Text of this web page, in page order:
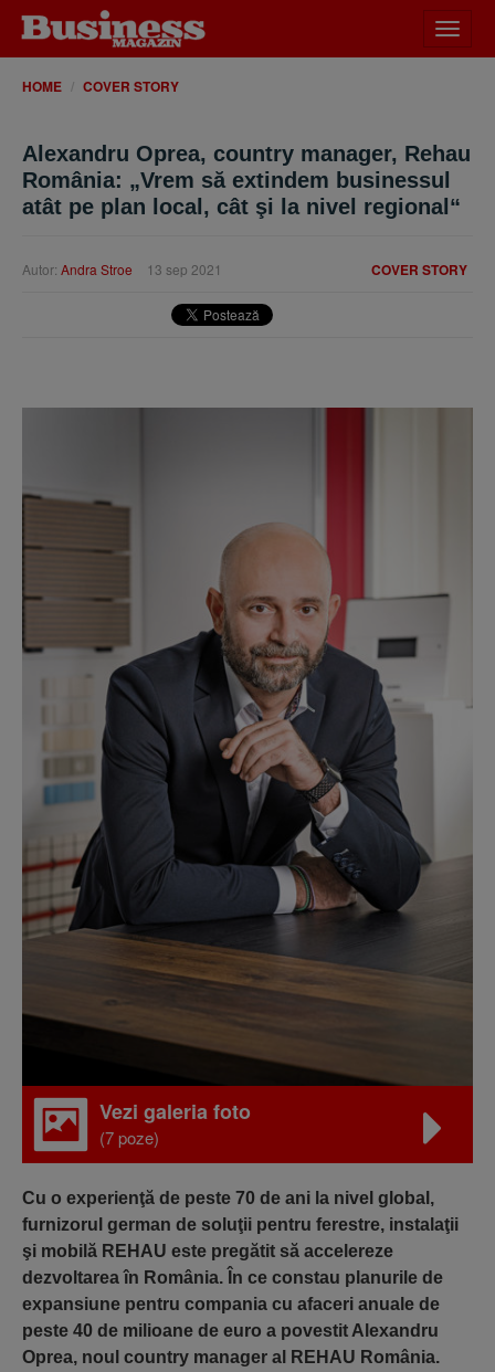
meniu
HOME COVER STORY
Alexandru Oprea, country manager, Rehau
România: „Vrem să extindem businessul
atât pe plan local, cât şi la nivel regional“
COVER STORY
Autor: Andra Stroe 13 sep 2021
Vezi galeria foto
(7 poze)
Cu o experienţă de peste 70 de ani la nivel global,
furnizorul german de soluţii pentru ferestre, instalaţii
şi mobilă REHAU este pregătit să accelereze
dezvoltarea în România. În ce constau planurile de
expansiune pentru compania cu afaceri anuale de
peste 40 de milioane de euro a povestit Alexandru
Oprea, noul country manager al REHAU România.